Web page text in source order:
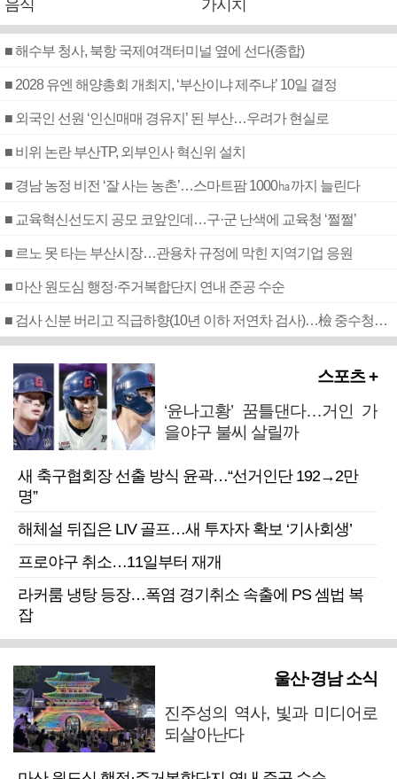
음식
가시치
■ 해수부 청사, 북항 국제여객터미널 옆에 선다(종합)
■ 2028 유엔 해양총회 개최지, ‘부산이냐 제주냐’ 10일 결정
■ 외국인 선원 ‘인신매매 경유지’ 된 부산…우려가 현실로
■ 비위 논란 부산TP, 외부인사 혁신위 설치
■ 경남 농정 비전 ‘잘 사는 농촌’…스마트팜 1000㏊까지 늘린다
■ 교육혁신선도지 공모 코앞인데…구·군 난색에 교육청 ‘쩔쩔’
■ 르노 못 타는 부산시장…관용차 규정에 막힌 지역기업 응원
■ 마산 원도심 행정·주거복합단지 연내 준공 수순
■ 검사 신분 버리고 직급하향(10년 이하 저연차 검사)…檢 중수청행 기피
스포츠 +
‘윤나고황’ 꿈틀댄다…거인 가
을야구 불씨 살릴까
새 축구협회장 선출 방식 윤곽…“선거인단 192→2만
명”
해체설 뒤집은 LIV 골프…새 투자자 확보 ‘기사회생’
프로야구 취소…11일부터 재개
라커룸 냉탕 등장…폭염 경기취소 속출에 PS 셈법 복
잡
울산·경남 소식
진주성의 역사, 빛과 미디어로
되살아난다